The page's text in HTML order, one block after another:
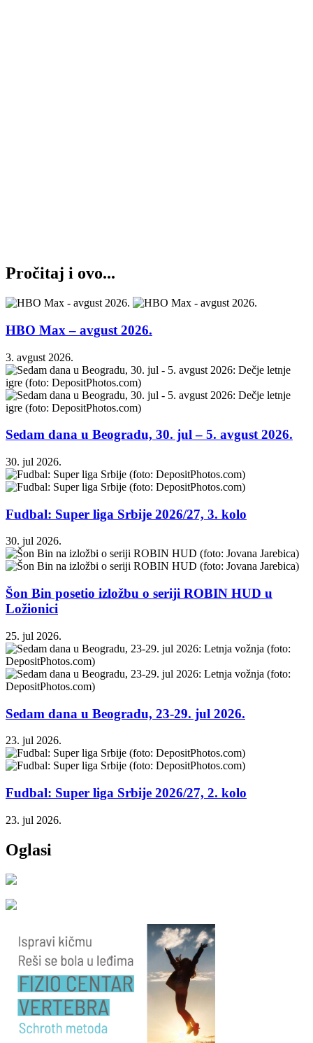
Pročitaj i ovo...
HBO Max – avgust 2026.
3. avgust 2026.
Sedam dana u Beogradu, 30. jul – 5. avgust 2026.
30. jul 2026.
Fudbal: Super liga Srbije 2026/27, 3. kolo
30. jul 2026.
Šon Bin posetio izložbu o seriji ROBIN HUD u
Ložionici
25. jul 2026.
Sedam dana u Beogradu, 23-29. jul 2026.
23. jul 2026.
Fudbal: Super liga Srbije 2026/27, 2. kolo
23. jul 2026.
Oglasi